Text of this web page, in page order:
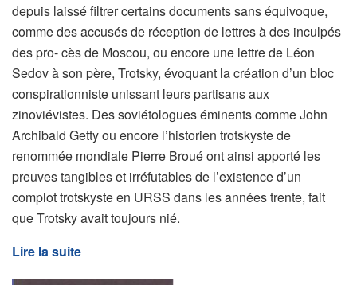
depuis laissé filtrer certains documents sans équivoque,
comme des accusés de réception de lettres à des inculpés
des pro- cès de Moscou, ou encore une lettre de Léon
Sedov à son père, Trotsky, évoquant la création d’un bloc
conspirationniste unissant leurs partisans aux
zinoviévistes. Des soviétologues éminents comme John
Archibald Getty ou encore l’historien trotskyste de
renommée mondiale Pierre Broué ont ainsi apporté les
preuves tangibles et irréfutables de l’existence d’un
complot trotskyste en URSS dans les années trente, fait
que Trotsky avait toujours nié.
Lire la suite